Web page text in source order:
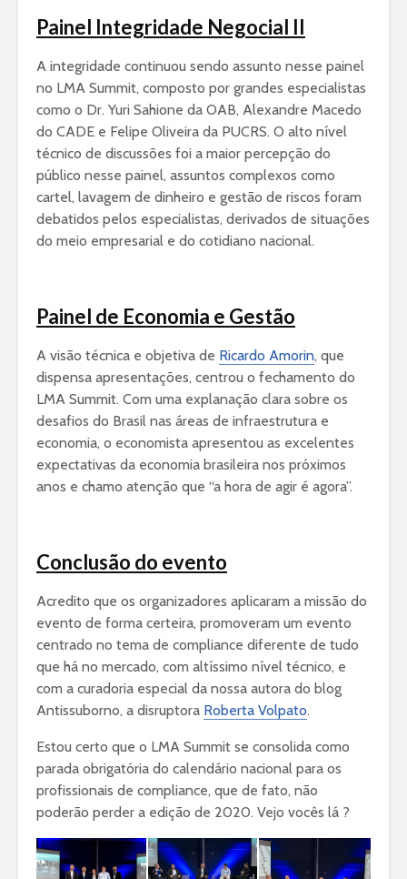
Painel Integridade Negocial II
A integridade continuou sendo assunto nesse painel
no LMA Summit, composto por grandes especialistas
como o Dr. Yuri Sahione da OAB, Alexandre Macedo
do CADE e Felipe Oliveira da PUCRS. O alto nível
técnico de discussões foi a maior percepção do
público nesse painel, assuntos complexos como
cartel, lavagem de dinheiro e gestão de riscos foram
debatidos pelos especialistas, derivados de situações
do meio empresarial e do cotidiano nacional.
Painel de Economia e Gestão
A visão técnica e objetiva de Ricardo Amorin, que
dispensa apresentações, centrou o fechamento do
LMA Summit. Com uma explanação clara sobre os
desafios do Brasil nas áreas de infraestrutura e
economia, o economista apresentou as excelentes
expectativas da economia brasileira nos próximos
anos e chamo atenção que “a hora de agir é agora”.
Conclusão do evento
Acredito que os organizadores aplicaram a missão do
evento de forma certeira, promoveram um evento
centrado no tema de compliance diferente de tudo
que há no mercado, com altíssimo nível técnico, e
com a curadoria especial da nossa autora do blog
Antissuborno, a disruptora Roberta Volpato.
Estou certo que o LMA Summit se consolida como
parada obrigatória do calendário nacional para os
profissionais de compliance, que de fato, não
poderão perder a edição de 2020. Vejo vocês lá ?